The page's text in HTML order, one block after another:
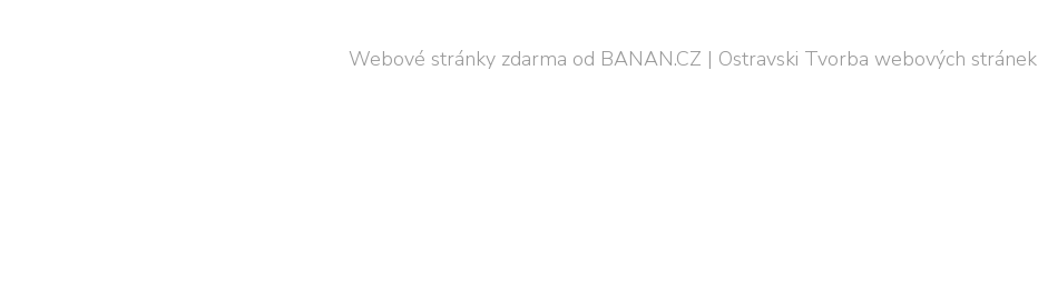
Webové stránky zdarma od BANAN.CZ | Ostravski Tvorba webových stránek